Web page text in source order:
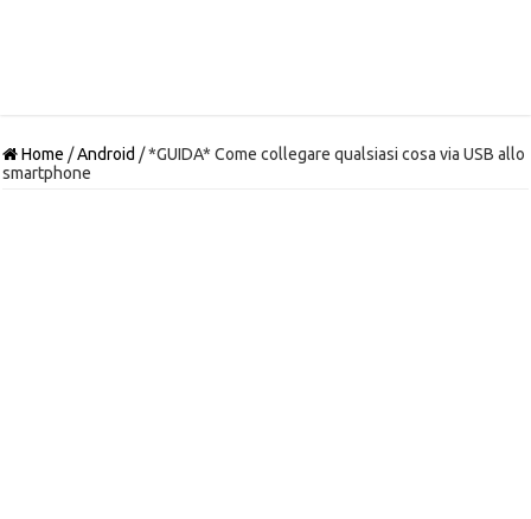
Home /Android /*GUIDA* Come collegare qualsiasi cosa via USB allo
smartphone